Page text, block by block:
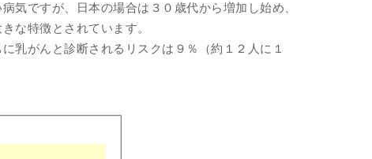
気ですが、日本の場合は３０歳代から増加し始め、
な特徴とされています。
乳がんと診断されるリスクは９％（約１２人に１